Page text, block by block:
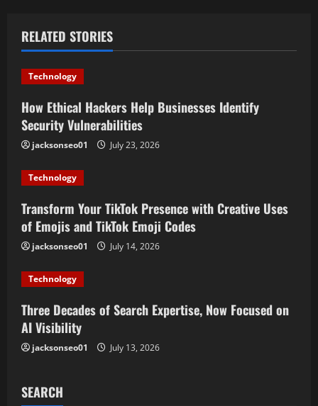
a
v
i
g
a
t
i
o
n
RELATED STORIES
Technology
How Ethical Hackers Help Businesses Identify
Security Vulnerabilities
jacksonseo01 July 23, 2026
Technology
Transform Your TikTok Presence with Creative Uses
of Emojis and TikTok Emoji Codes
jacksonseo01 July 14, 2026
Technology
Three Decades of Search Expertise, Now Focused on
AI Visibility
jacksonseo01 July 13, 2026
SEARCH